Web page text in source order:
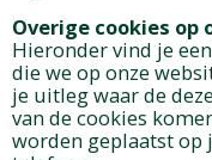
Overige cookies op
Hieronder vind je
die we op onze
je uitleg waar de
van de cookies
worden geplaatst